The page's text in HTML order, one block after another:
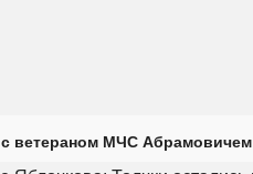
с ветераном МЧС Абрамовичем